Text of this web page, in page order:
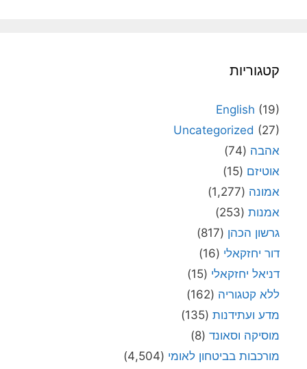
קטגוריות
English (19)
Uncategorized (27)
אהבה (74)
אוטיזם (15)
אמונה (1,277)
אמנות (253)
גרשון הכהן (817)
דור יחזקאלי (16)
דניאל יחזקאלי (15)
ללא קטגוריה (162)
מדע ועתידנות (135)
מוסיקה וסאונד (8)
מורכבות בביטחון לאומי (4,504)